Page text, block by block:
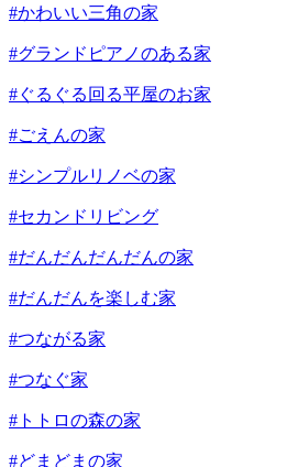
#かわいい三角の家
#グランドピアノのある家
#ぐるぐる回る平屋のお家
#ごえんの家
#シンプルリノベの家
#セカンドリビング
#だんだんだんだんの家
#だんだんを楽しむ家
#つながる家
#つなぐ家
#トトロの森の家
#どまどまの家